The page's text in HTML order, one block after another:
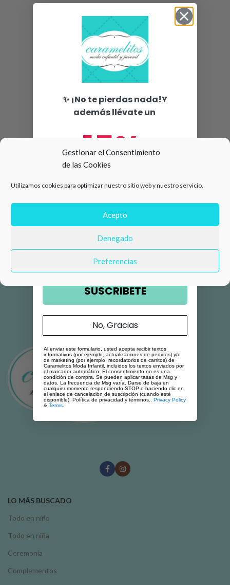
Gestionar el Consentimiento
de las Cookies
Utilizamos cookies para optimizar nuestro sitio web y nuestro servicio.
Acepto
Denegado
Preferencias
LO MÁS BUSCADO
Todo en niño
Todo en niña
Ceremonia
Complementos
✨ ¡No te pierdas nada!Y
además llévate un
15%
compra 🛍️
Número de teléfono
Email
SUSCRIBETE
No, Gracias
Al enviar este formulario, usted acepta recibir textos
informativos (por ejemplo, actualizaciones de pedidos) y/o
de marketing (por ejemplo, recordatorios de carritos) de
Caramelitos Moda Infantil, incluidos los textos enviados por
el marcador automático. El consentimiento no es una
condición de compra. Se pueden aplicar tasas de Msg y
datos. La frecuencia de Msg varía. Darse de baja en
cualquier momento respondiendo STOP o haciendo clic en
el enlace de cancelación de suscripción (cuando esté
disponible). Política de privacidad y términos.. Privacy Policy
& Terms